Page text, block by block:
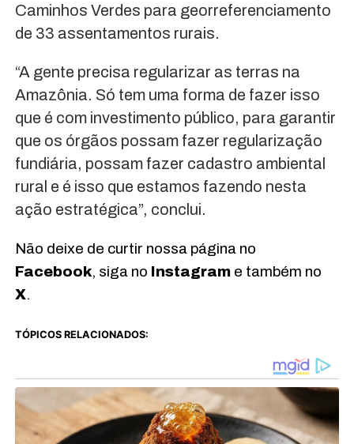
Caminhos Verdes para georreferenciamento
de 33 assentamentos rurais.
“A gente precisa regularizar as terras na
Amazônia. Só tem uma forma de fazer isso
que é com investimento público, para garantir
que os órgãos possam fazer regularização
fundiária, possam fazer cadastro ambiental
rural e é isso que estamos fazendo nesta
ação estratégica”, conclui.
Não deixe de curtir nossa página no
Facebook, siga no Instagrame também no
X.
TÓPICOS RELACIONADOS: